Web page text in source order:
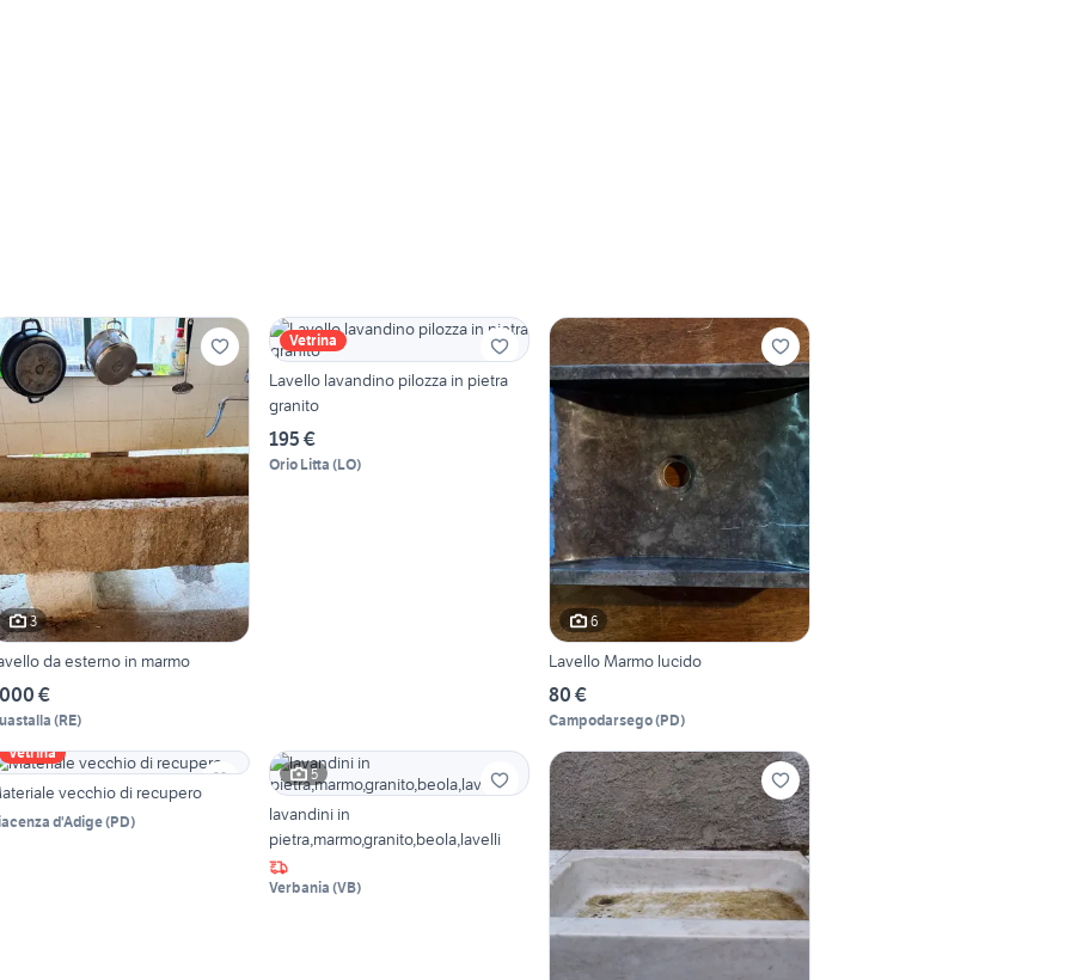
3
da esterno in marmo
€
(RE)
Vetrina
Lavello lavandino pilozza in pietra
granito
195 €
Orio Litta (LO)
6
Lavello Marmo lucido
80 €
Campodarsego(PD)
Vetrina
vecchio di recupero
d'Adige(PD)
5
lavandini in
pietra,marmo,granito,beola,lavelli
Verbania (VB)